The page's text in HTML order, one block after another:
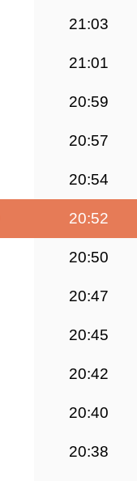
21:03
21:01
20:59
20:57
20:54
20:52
20:50
20:47
20:45
20:42
20:40
20:38